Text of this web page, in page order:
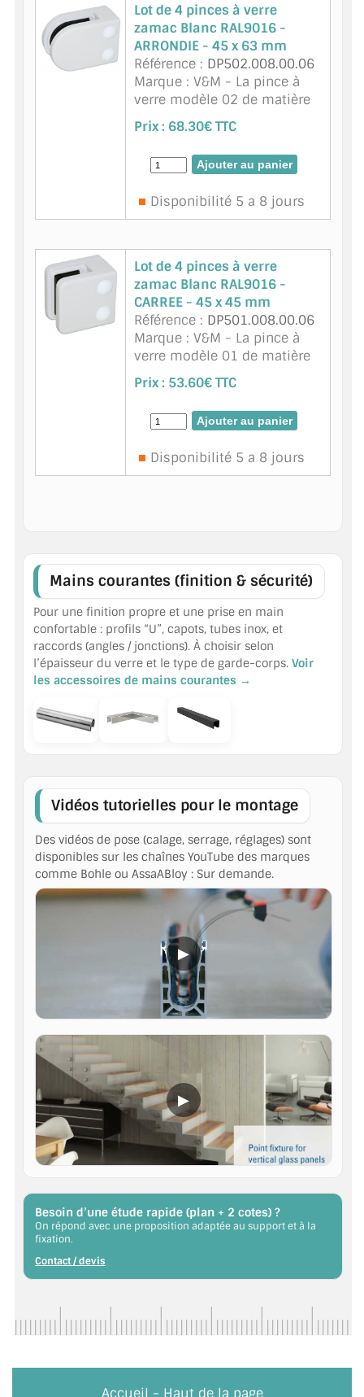
Lot de 4 pinces à verre
zamac Blanc RAL9016 -
ARRONDIE - 45 x 63 mm
Référence : DP502.008.00.06
Marque : V&M - La pince à
verre modèle 02 de matière
zamac - finition Blanc
RAL9016 Disponible pour du
verre d'épaisseur 8 mm.
Cette pince à verre à fond
Prix : 68.30€ TTC
Disponibilité 5 a 8 jours
Lot de 4 pinces à verre
zamac Blanc RAL9016 -
CARREE - 45 x 45 mm
Référence : DP501.008.00.06
Marque : V&M - La pince à
verre modèle 01 de matière
zamac - finition Blanc
RAL9016 Disponible pour du
verre d'épaisseur 8 mm.
Cette pince à verre à fond
Prix : 53.60€ TTC
Disponibilité 5 a 8 jours
Mains courantes (finition & sécurité)
Pour une finition propre et une prise en main
confortable : profils “U”, capots, tubes inox, et
raccords (angles / jonctions). À choisir selon
l’épaisseur du verre et le type de garde-corps. Voir
les accessoires de mains courantes →
Vidéos tutorielles pour le montage
Des vidéos de pose (calage, serrage, réglages) sont
disponibles sur les chaînes YouTube des marques
comme Bohle ou AssaABloy : Sur demande.
▶
▶
Besoin d’une étude rapide (plan + 2 cotes) ?
On répond avec une proposition adaptée au support et à la
fixation.
Contact / devis
Accueil - Haut de la page